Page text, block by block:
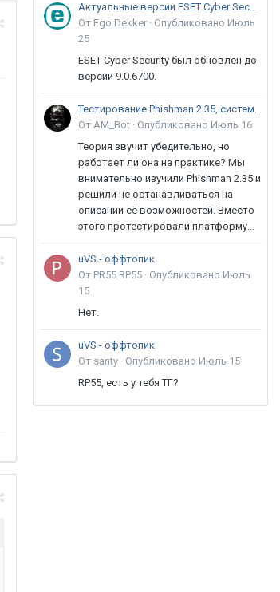
Актуальные версии ESET Cyber Security 9
От Ego Dekker · Опубликовано Июль
25
ESET Cyber Security был обновлён до
версии 9.0.6700.
Тестирование Phishman 2.35, системы повышения осведомлённости пользователей в сфере ИБ
От AM_Bot · Опубликовано Июль 16
Теория звучит убедительно, но
работает ли она на практике? Мы
внимательно изучили Phishman 2.35 и
решили не останавливаться на
описании её возможностей. Вместо
этого протестировали платформу...
uVS - оффтопик
От PR55.RP55 · Опубликовано Июль
15
Нет.
uVS - оффтопик
От santy · Опубликовано Июль 15
RP55, есть у тебя ТГ?